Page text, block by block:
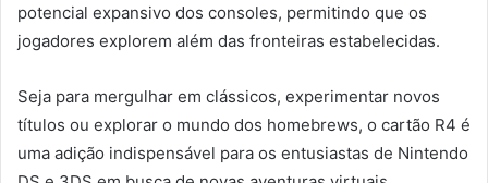
potencial expansivo dos consoles, permitindo que os
jogadores explorem além das fronteiras estabelecidas.
Seja para mergulhar em clássicos, experimentar novos
títulos ou explorar o mundo dos homebrews, o cartão R4 é
uma adição indispensável para os entusiastas de Nintendo